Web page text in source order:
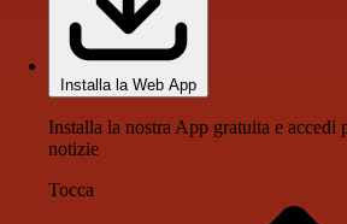
Installa la Web App
Installa la nostra App gratuita e accedi
notizie
Tocca